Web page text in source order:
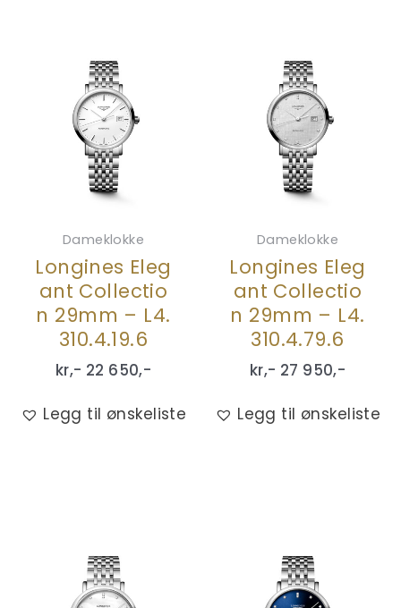
Dameklokke
Longines Eleg
ant Collectio
n 29mm – L4.
310.4.19.6
kr,- 22 650,-
Legg til ønskeliste
Dameklokke
Longines Eleg
ant Collectio
n 29mm – L4.
310.4.79.6
kr,- 27 950,-
Legg til ønskeliste